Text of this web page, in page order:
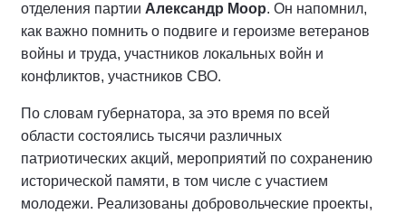
отделения партии Александр Моор. Он напомнил,
как важно помнить о подвиге и героизме ветеранов
войны и труда, участников локальных войн и
конфликтов, участников СВО.
По словам губернатора, за это время по всей
области состоялись тысячи различных
патриотических акций, мероприятий по сохранению
исторической памяти, в том числе с участием
молодежи. Реализованы добровольческие проекты,